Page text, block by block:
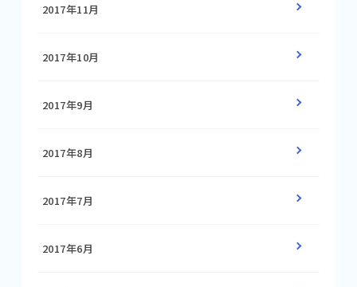
2017年11月
2017年10月
2017年9月
2017年8月
2017年7月
2017年6月